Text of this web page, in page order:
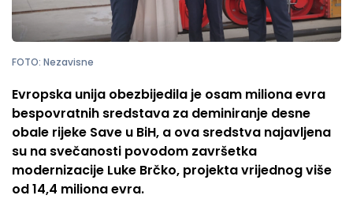
FOTO: Nezavisne
Evropska unija obezbijedila je osam miliona evra
bespovratnih sredstava za deminiranje desne
obale rijeke Save u BiH, a ova sredstva najavljena
su na svečanosti povodom završetka
modernizacije Luke Brčko, projekta vrijednog više
od 14,4 miliona evra.